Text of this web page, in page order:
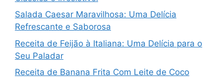
Salada Caesar Maravilhosa: Uma Delícia
Refrescante e Saborosa
Receita de Feijão à Italiana: Uma Delícia para o
Seu Paladar
Receita de Banana Frita Com Leite de Coco